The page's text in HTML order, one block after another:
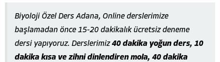
Biyoloji Özel Ders Adana, Online derslerimize
başlamadan önce 15-20 dakikalık ücretsiz deneme
dersi yapıyoruz. Derslerimiz40 dakika yoğun ders, 10
dakika kısa ve zihni dinlendiren mola, 40 dakika